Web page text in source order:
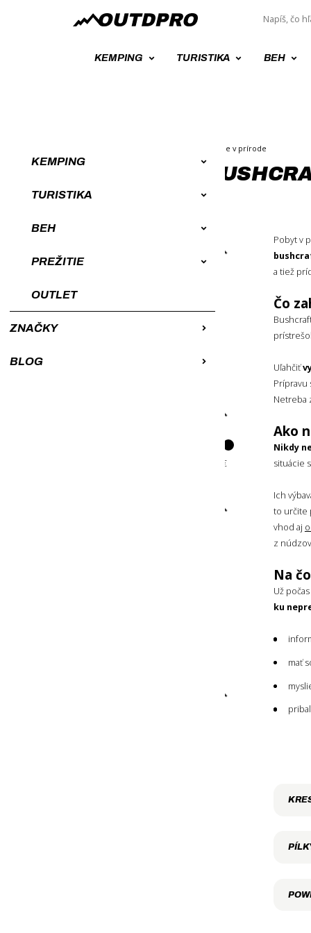
KEMPING TURISTIKA BEH
KEMPING
TURISTIKA
BEH
PREŽITIE
OUTLET
ZNAČKY
BLOG
Survival a Bushcraft výbava, prežitie v prírode
SURVIVAL A
Pobyt v
a tiež
Čo
Uľahčiť
Prípravu
Netreba
Ako
Nikdy
situácie
Ich
to určite
vhod aj
z
Na
Už
ku
mať